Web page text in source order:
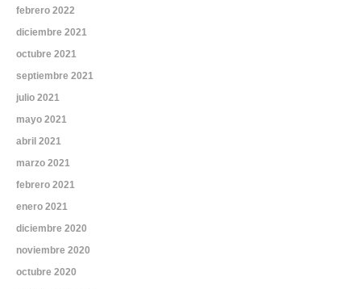
febrero 2022
diciembre 2021
octubre 2021
septiembre 2021
julio 2021
mayo 2021
abril 2021
marzo 2021
febrero 2021
enero 2021
diciembre 2020
noviembre 2020
octubre 2020